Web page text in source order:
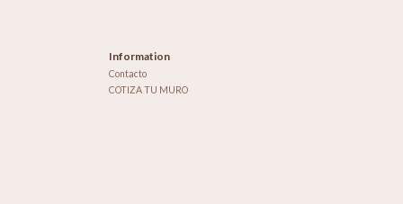
Information
Contacto
COTIZA TU MURO